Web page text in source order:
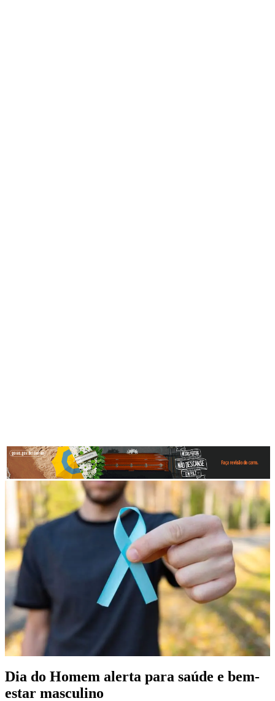
Dia do Homem alerta para saúde e bem-
estar masculino